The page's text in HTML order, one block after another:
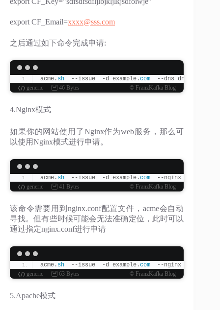
export CF_Email=xxxx@sss.com
之后通过如下命令完成申请:
acme. sh
  --issue  -d example.
com
  --dns dns_cf
generic
46 Bytes © FranzKafka Blog
4.Nginx模式
如果你的网站使用了Nginx作为web服务，那么可
以使用Nginx模式进行申请。
acme. sh
  --issue  -d example.
com
  --nginx
generic
41 Bytes © FranzKafka Blog
该命令需要用到nginx.conf配置文件，acme会自动
寻找。但有些时候可能会无法准确定位，此时可以
通过指定nginx.conf进行申请
acme. sh
  --issue  -d example.
com
--nginx /etc/
generic
63 Bytes © FranzKafka Blog
5.Apache模式